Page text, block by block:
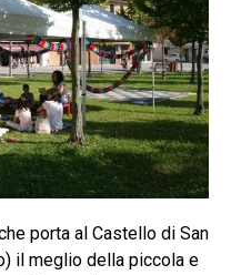
porta al Castello di San
il meglio della piccola e